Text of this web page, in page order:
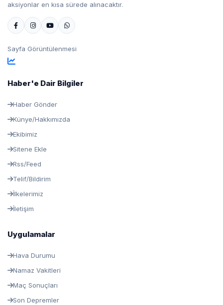
aksiyonlar en kısa sürede alınacaktır.
Sayfa Görüntülenmesi
Haber'e Dair Bilgiler
Haber Gönder
Künye/Hakkımızda
Ekibimiz
Sitene Ekle
Rss/Feed
Telif/Bildirim
İlkelerimiz
İletişim
Uygulamalar
Hava Durumu
Namaz Vakitleri
Maç Sonuçları
Son Depremler